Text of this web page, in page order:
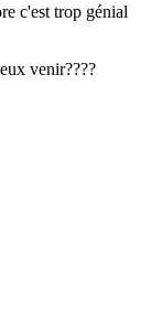
c'est trop génial
venir????